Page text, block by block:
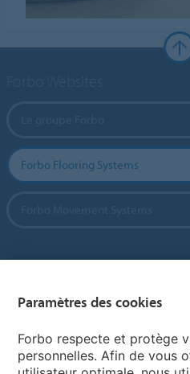
Forbo Flooring Systems
Paramètres des cookies
Forbo respecte et protège
personnelles. Afin de vous